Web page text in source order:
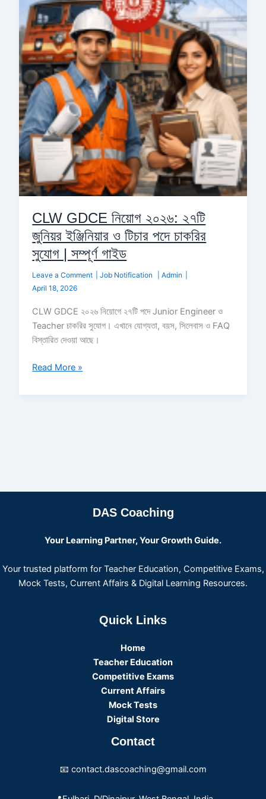
CLW GDCE নিয়োগ ২০২৬: ২৭টি
জুনিয়র ইঞ্জিনিয়ার ও টিচার পদে চাকরির
সুযোগ | সম্পূর্ণ গাইড
Leave a Comment |Job Notification |Admin
April 18, 2026
CLW GDCE ২০২৬ নিয়োগে ২৭টি পদে Junior Engineer ও
Teacher চাকরির সুযোগ। এখানে যোগ্যতা, বয়স, সিলেবাস ও FAQ
বিস্তারিত দেওয়া আছে।
নিয়োগ
২০২৬:
২৭টি
জুনিয়র
ইঞ্জিনিয়ার
ও
টিচার
পদে
চাকরির
সুযোগ
|
সম্পূর্ণ
গাইড
Read More »
DAS Coaching
Your Learning Partner, Your Growth Guide.
Your trusted platform for Teacher Education, Competitive Exams,
Mock Tests, Current Affairs & Digital Learning Resources.
Quick Links
Home
Teacher Education
Competitive Exams
Current Affairs
Mock Tests
Digital Store
Contact
📧 contact.dascoaching@gmail.com